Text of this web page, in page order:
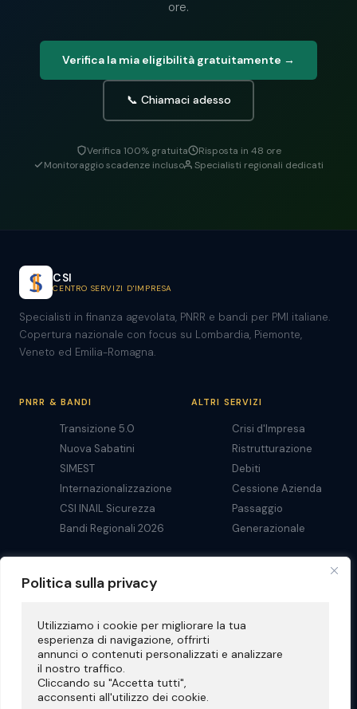
Politica sulla privacy
Utilizziamo i cookie per migliorare la tua
esperienza di navigazione, offrirti
annunci o contenuti personalizzati e analizzare
il nostro traffico.
Cliccando su "Accetta tutti",
acconsenti all'utilizzo dei cookie.
ore.
Verifica la mia eligibilità gratuitamente →
📞 Chiamaci adesso
Verifica 100% gratuita
Risposta in 48 ore
Monitoraggio scadenze incluso
Specialisti regionali dedicati
CSI
CENTRO SERVIZI D'IMPRESA
Specialisti in finanza agevolata, PNRR e bandi per PMI italiane.
Copertura nazionale con focus su Lombardia, Piemonte,
Veneto ed Emilia-Romagna.
PNRR & BANDI
Transizione 5.0
Nuova Sabatini
SIMEST
Internazionalizzazione
CSI INAIL Sicurezza
Bandi Regionali 2026
ALTRI SERVIZI
Crisi d'Impresa
Ristrutturazione
Debiti
Cessione Azienda
Passaggio
Generazionale
RISORSE
Chi Siamo
Privacy